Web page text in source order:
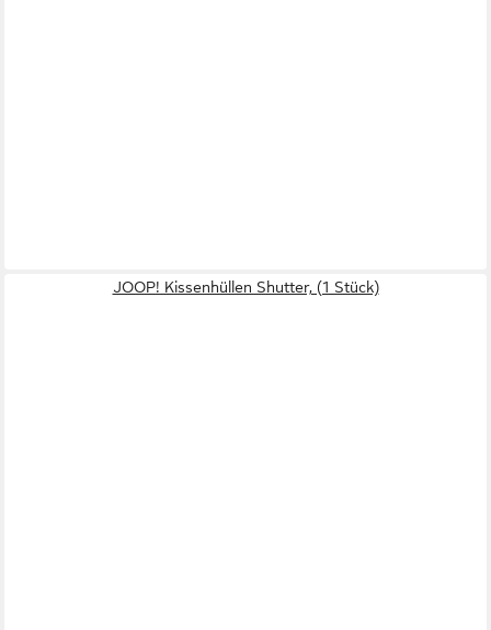
JOOP! Kissenhüllen Shutter, (1 Stück)